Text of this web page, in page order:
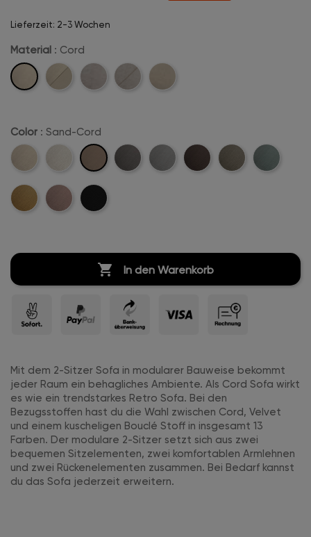
Lieferzeit: 2-3 Wochen
Material : Cord
Cord
Cord-
Velvet
Velvet- Boucle
Color : Sand-Cord
Beige-
Creme-
Cord
Sand-
Cord
Anthrazit-Hellgrau-Dunkelbraun-
Khaki-
Mintgreen-
Mustard-Rosa-
Schwarz-
 In den Warenkorb
Mit dem 2-Sitzer Sofa in modularer Bauweise bekommt
jeder Raum ein behagliches Ambiente. Als Cord Sofa wirkt
es wie ein trendstarkes Retro Sofa. Bei den
Bezugsstoffen hast du die Wahl zwischen Cord, Velvet
und einem kuscheligen Bouclé Stoff in insgesamt 13
Farben. Der modulare 2-Sitzer setzt sich aus zwei
bequemen Sitzelementen, zwei komfortablen Armlehnen
und zwei Rückenelementen zusammen. Bei Bedarf kannst
du das Sofa jederzeit erweitern.